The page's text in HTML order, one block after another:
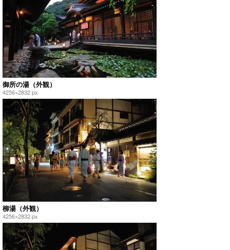
御所の湯（外観）
4256×2832 px
柳湯（外観）
4256×2832 px